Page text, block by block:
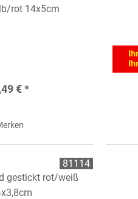
rot 14x5cm
€ *
gestickt rot/weiß
81114